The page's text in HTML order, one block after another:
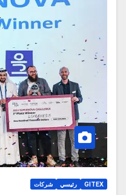
GITEX رئيسي شركات